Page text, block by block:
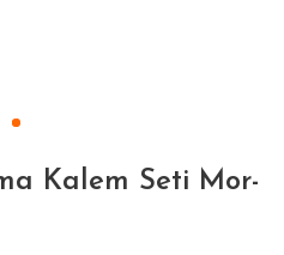
Kalem Seti Mor-